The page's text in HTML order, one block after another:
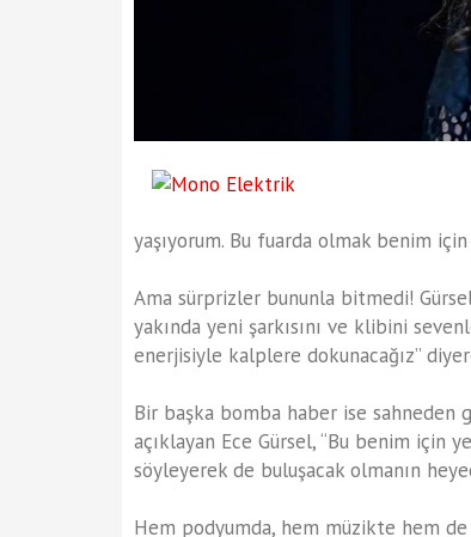
yaşıyorum. Bu fuarda olmak benim
Ama sürprizler bununla bitmedi!
yakında yeni şarkısını ve klibini
enerjisiyle kalplere dokunacağız”
Bir başka bomba haber ise sahneden
açıklayan Ece Gürsel, “Bu benim için
söyleyerek de buluşacak olmanın
Hem podyumda, hem müzikte hem de